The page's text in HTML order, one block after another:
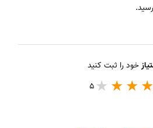
خود را ثبت کنید
5